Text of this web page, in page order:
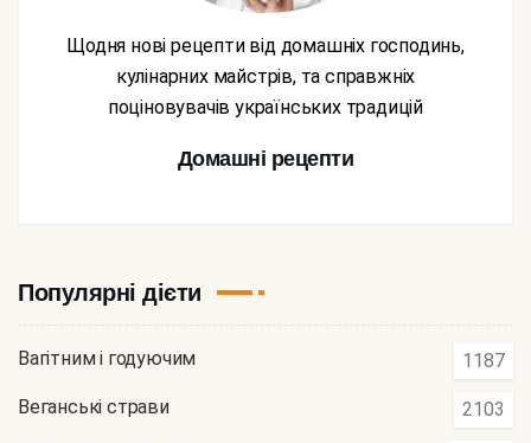
Щодня нові рецепти від домашніх господинь,
кулінарних майстрів, та справжніх
поціновувачів українських традицій
Домашні рецепти
Популярні дієти
Вагітним і годуючим 1187
Веганські страви 2103